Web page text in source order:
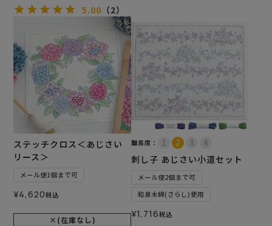
5.00 （2）
ステッチクロス＜あじさい
リース＞
メール便1個まで可
¥4,620税込
×(在庫なし)
難易度：
刺し子 あじさい小道セット
メール便2個まで可
和泉木綿(さらし)使用
¥1,716税込